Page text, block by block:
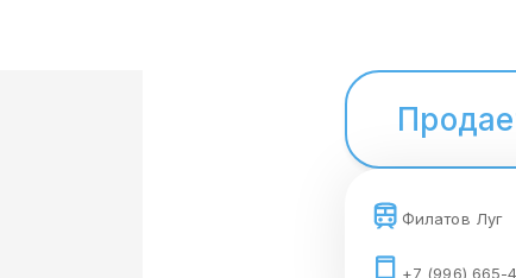
Филатов Луг
+7 (996) 665-